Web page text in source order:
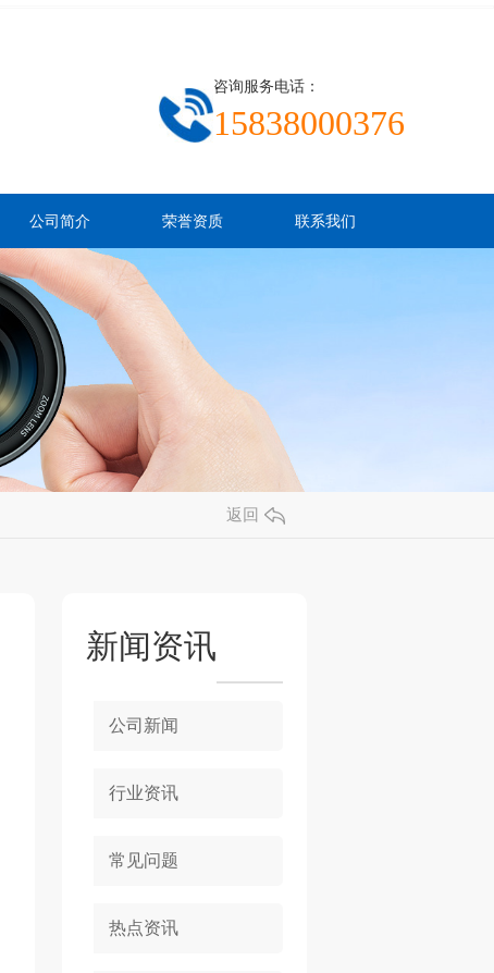
咨询服务电话：
15838000376
公司简介 荣誉资质 联系我们
返回
新闻资讯
公司新闻
行业资讯
常见问题
热点资讯